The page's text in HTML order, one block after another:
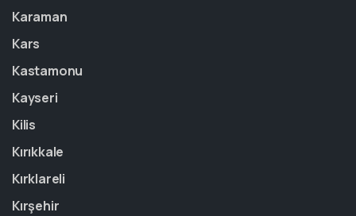
Karaman
Kars
Kastamonu
Kayseri
Kilis
Kırıkkale
Kırklareli
Kırşehir